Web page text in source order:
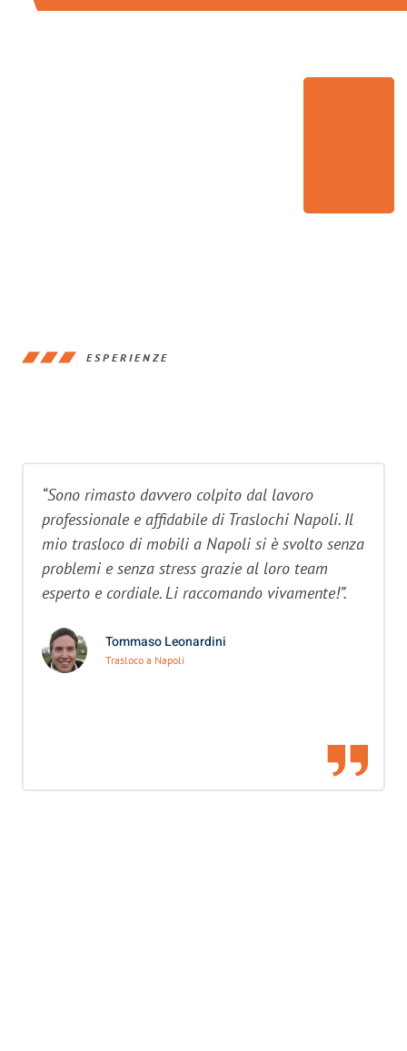
ESPERIENZE
“Sono rimasto davvero colpito dal lavoro
professionale e affidabile di Traslochi Napoli. Il
mio trasloco di mobili a Napoli si è svolto senza
problemi e senza stress grazie al loro team
esperto e cordiale. Li raccomando vivamente!”.
Tommaso Leonardini
Trasloco a Napoli